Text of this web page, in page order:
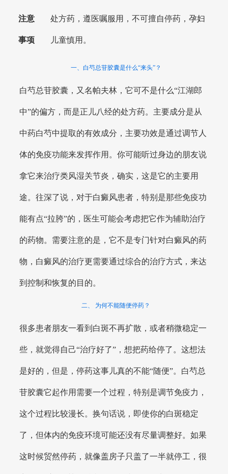
注意
事项
处方药，遵医嘱服用，不可擅自停药，孕妇
儿童慎用。
一、白芍总苷胶囊是什么“来头”？
白芍总苷胶囊，又名帕夫林，它可不是什么“江湖郎
中”的偏方，而是正儿八经的处方药。主要成分是从
中药白芍中提取的有效成分，主要功效是通过调节人
体的免疫功能来发挥作用。你可能听过身边的朋友说
拿它来治疗类风湿关节炎，确实，这是它的主要用
途。往深了说，对于白癜风患者，特别是那些免疫功
能有点“拉胯”的，医生可能会考虑把它作为辅助治疗
的药物。需要注意的是，它不是专门针对白癜风的药
物，白癜风的治疗更需要通过综合的治疗方式，来达
到控制和恢复的目的。
二、 为何不能随便停药？
很多患者朋友一看到白斑不再扩散，或者稍微稳定一
些，就觉得自己“治疗好了”，想把药给停了。这想法
是好的，但是，停药这事儿真的不能“随便”。白芍总
苷胶囊它起作用需要一个过程，特别是调节免疫力，
这个过程比较漫长。换句话说，即使你的白斑稳定
了，但体内的免疫环境可能还没有尽量调整好。如果
这时候贸然停药，就像盖房子只盖了一半就停工，很